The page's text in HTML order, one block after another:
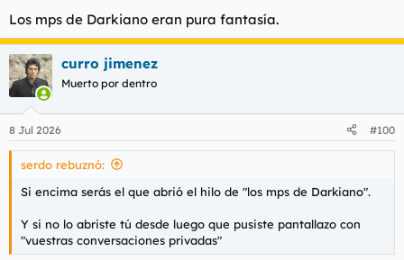
Los mps de Darkiano eran pura fantasía.
curro jimenez
Muerto por dentro
8 Jul 2026 #100
serdo rebuznó:
Si encima serás el que abrió el hilo de "los mps de Darkiano".
Y si no lo abriste tú desde luego que pusiste pantallazo con
"vuestras conversaciones privadas"